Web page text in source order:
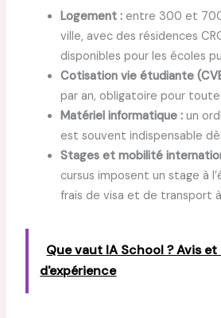
Logement :entre 300 et
ville, avec des résidences
disponibles pour les écoles
Cotisation vie étudiante
par an, obligatoire pour
Matériel informatique :un
est souvent indispensable
Stages et mobilité
cursus imposent un stage à
frais de visa et de transport
Que vaut IA School ? Avis
d'expérience